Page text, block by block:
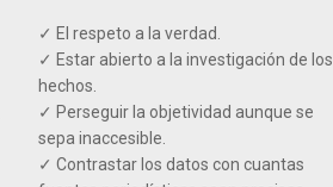
✓ El respeto a la verdad.
✓ Estar abierto a la investigación de los
hechos.
✓ Perseguir la objetividad aunque se
sepa inaccesible.
✓ Contrastar los datos con cuantas